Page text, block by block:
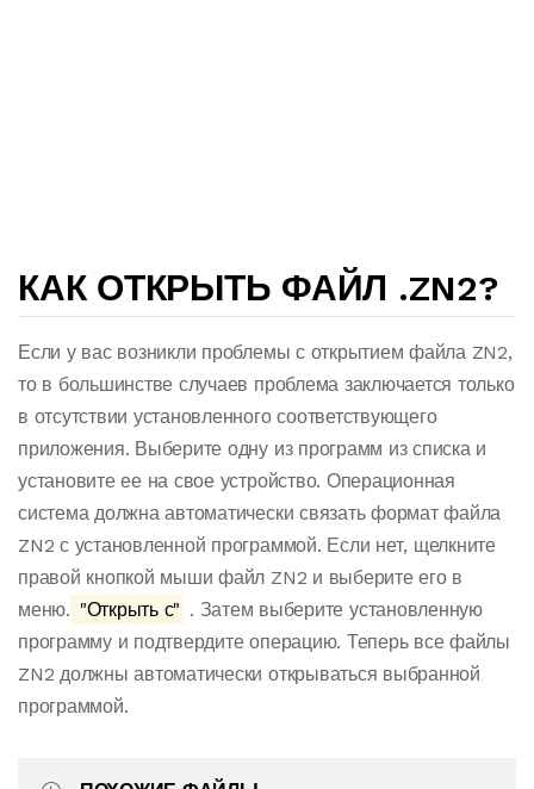
КАК ОТКРЫТЬ ФАЙЛ .ZN2?
Если у вас возникли проблемы с открытием файла ZN2,
то в большинстве случаев проблема заключается только
в отсутствии установленного соответствующего
приложения. Выберите одну из программ из списка и
установите ее на свое устройство. Операционная
система должна автоматически связать формат файла
ZN2 с установленной программой. Если нет, щелкните
правой кнопкой мыши файл ZN2 и выберите его в
меню. "Открыть с" . Затем выберите установленную
программу и подтвердите операцию. Теперь все файлы
ZN2 должны автоматически открываться выбранной
программой.